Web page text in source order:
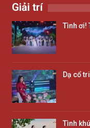
Giải trí
Tình ơi!
Dạ cổ
Tình